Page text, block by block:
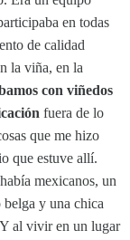
en todas
de calidad
la viña, en la
con viñedos
fuera de lo
que me hizo
que estuve allí.
mexicanos, un
belga y una chica
al vivir en un lugar